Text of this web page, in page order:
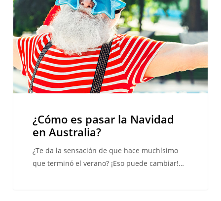
la
Navidad
en
Australia?
¿Cómo es pasar la Navidad
en Australia?
¿Te da la sensación de que hace muchísimo
que terminó el verano? ¡Eso puede cambiar!…